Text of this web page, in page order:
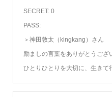
SECRET: 0
PASS:
＞神田敦太（kingkang）さん
励ましの言葉をありがとうござ
ひとりひとりを大切に、生きて